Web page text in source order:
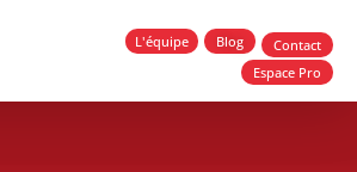
L'équipe Blog
Contact
Espace Pro